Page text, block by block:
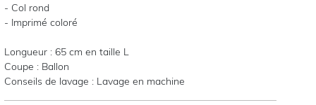
- Col rond
- Imprimé coloré
Longueur : 65 cm en taille L
Coupe : Ballon
Conseils de lavage : Lavage en machine